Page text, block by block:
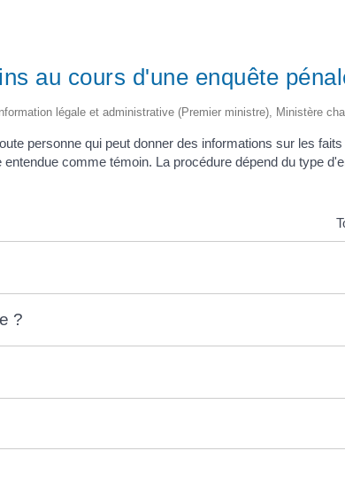
au cours d'une enquête
légale et administrative (Premier ministre), Ministère
personne qui peut donner des informations sur les
comme témoin. La procédure dépend du type
?